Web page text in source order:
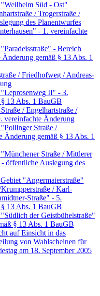
Süd - Ost"
/ Trogerstraße /
des Planentwurfes
- 1. vereinfachte
- Bereich
gemäß § 13 Abs. 1
/ Friedhofweg / Andreas-
"Leprosenweg II" - 3.
13 Abs. 1 BauGB
/ Engelhartstraße /
vereinfachte Änderung
Straße /
gemäß § 13 Abs. 1
Straße / Mittlerer
öffentliche Auslegung des
"Angermaierstraße"
/ Karl-
Straße" - 5.
13 Abs. 1 BauGB
der Geistbühelstraße"
§ 13 Abs. 1 BauGB
auf Einsicht in das
von Wahlscheinen für
am 18. September 2005